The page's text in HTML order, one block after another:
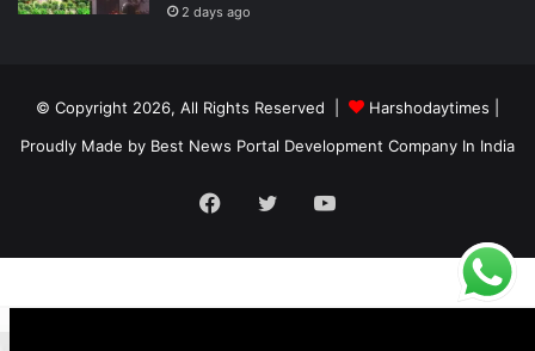
2 days ago
© Copyright 2026, All Rights Reserved | Harshodaytimes
Proudly Made by Best News Portal Development Company In India
Facebook
TwitterYouTube